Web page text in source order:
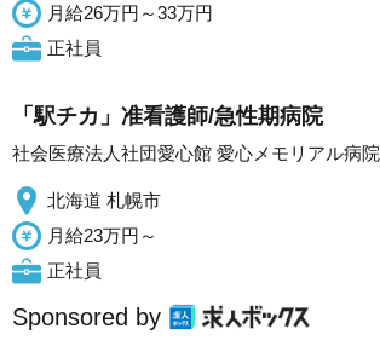
月給26万円～33万円
正社員
「駅チカ」准看護師/急性期病院
社会医療法人社団愛心館 愛心メモリアル病院
北海道 札幌市
月給23万円～
正社員
Sponsored by